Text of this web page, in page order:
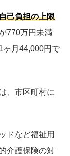
己負担の上限
770万円未満
ヶ月44,000円で
、市区町村に
ドなど福祉用
介護保険の対